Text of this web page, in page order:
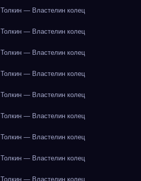
— Властелин колец
— Властелин колец
— Властелин колец
— Властелин колец
— Властелин колец
— Властелин колец
— Властелин колец
— Властелин колец
— Властелин колец